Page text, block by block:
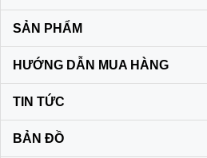
SẢN PHẨM
HƯỚNG DẪN MUA HÀNG
TIN TỨC
BẢN ĐỒ